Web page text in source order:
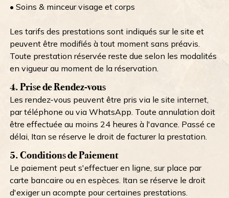
• Soins & minceur visage et corps
Les tarifs des prestations sont indiqués sur le site et
peuvent être modifiés à tout moment sans préavis.
Toute prestation réservée reste due selon les modalités
en vigueur au moment de la réservation.
4. Prise de Rendez-vous
Les rendez-vous peuvent être pris via le site internet,
par téléphone ou via WhatsApp. Toute annulation doit
être effectuée au moins 24 heures à l'avance. Passé ce
délai, Itan se réserve le droit de facturer la prestation.
5. Conditions de Paiement
Le paiement peut s'effectuer en ligne, sur place par
carte bancaire ou en espèces. Itan se réserve le droit
d'exiger un acompte pour certaines prestations.